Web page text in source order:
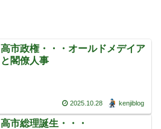
高市政権・・・オールドメデイア
と閣僚人事
2025.10.28 kenjiblog
高市総理誕生・・・